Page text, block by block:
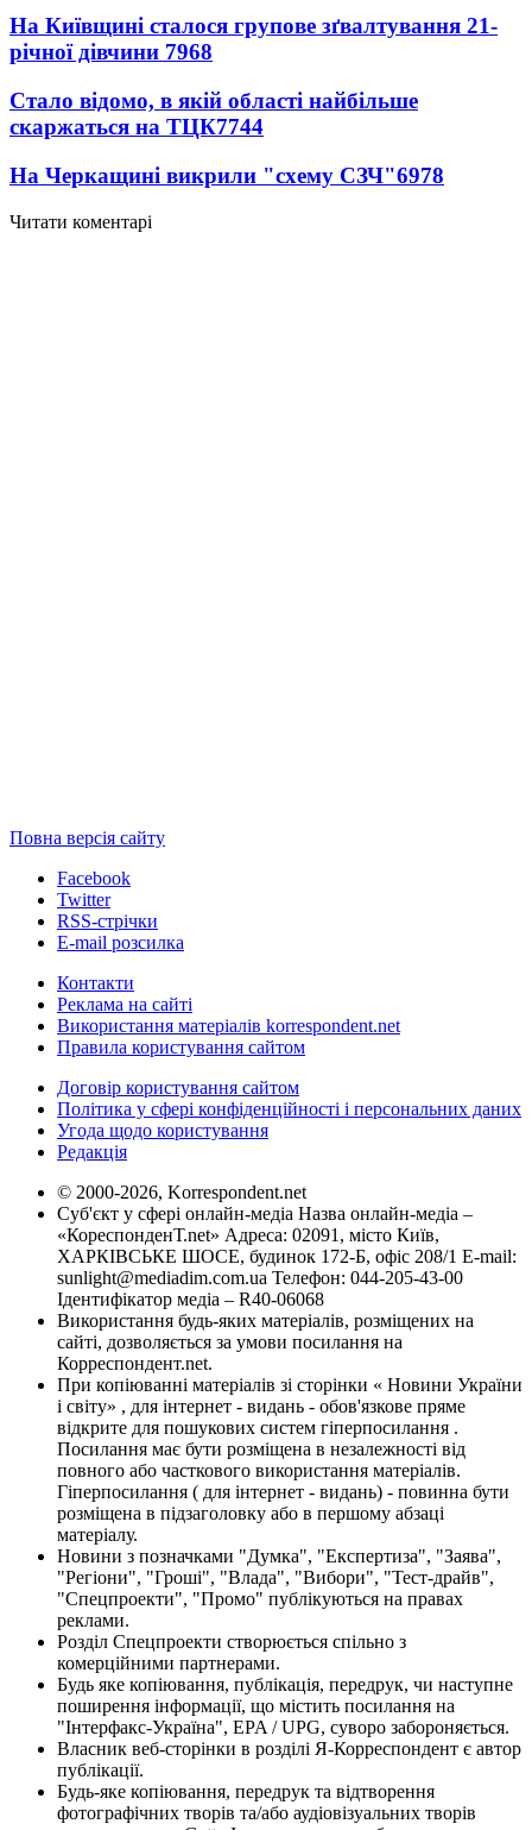
На Київщині сталося групове зґвалтування 21-
річної дівчини 7968
Стало відомо, в якій області найбільше
скаржаться на ТЦК7744
На Черкащині викрили "схему СЗЧ"6978
Читати коментарі
Повна версія сайту
Facebook
Twitter
RSS-стрічки
E-mail розсилка
Контакти
Реклама на сайті
Використання матеріалів korrespondent.net
Правила користування сайтом
Договір користування сайтом
Політика у сфері конфіденційності і персональних даних
Угода щодо користування
Редакція
© 2000-2026, Korrespondent.net
Суб'єкт у сфері онлайн-медіа Назва онлайн-медіа –
«КореспонденТ.net» Адреса: 02091, місто Київ,
ХАРКІВСЬКЕ ШОСЕ, будинок 172-Б, офіс 208/1 E-mail:
sunlight@mediadim.com.ua Телефон: 044-205-43-00
Ідентифікатор медіа – R40-06068
Використання будь-яких матеріалів, розміщених на
сайті, дозволяється за умови посилання на
Корреспондент.net.
При копіюванні матеріалів зі сторінки « Новини України
і світу» , для інтернет - видань - обов'язкове пряме
відкрите для пошукових систем гіперпосилання .
Посилання має бути розміщена в незалежності від
повного або часткового використання матеріалів.
Гіперпосилання ( для інтернет - видань) - повинна бути
розміщена в підзаголовку або в першому абзаці
матеріалу.
Новини з позначками "Думка", "Експертиза", "Заява",
"Регіони", "Гроші", "Влада", "Вибори", "Тест-драйв",
"Спецпроекти", "Промо" публікуються на правах
реклами.
Розділ Спецпроекти створюється спільно з
комерційними партнерами.
Будь яке копіювання, публікація, передрук, чи наступне
поширення інформації, що містить посилання на
"Інтерфакс-Україна", EPA / UPG, суворо забороняється.
Власник веб-сторінки в розділі Я-Корреспондент є автор
публікації.
Будь-яке копіювання, передрук та відтворення
фотографічних творів та/або аудіовізуальних творів